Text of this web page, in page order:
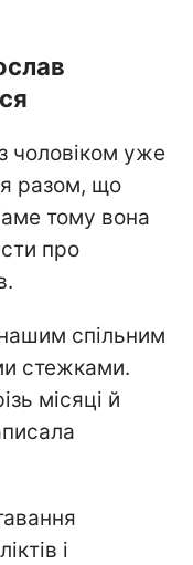
чоловіком уже
разом, що
тому вона
про
спільним
стежками.
місяці й
і